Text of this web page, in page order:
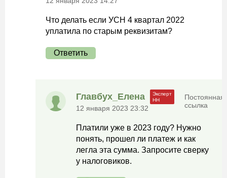
Что делать если УСН 4 квартал 2022
уплатила по старым реквизитам?
Ответить
Главбух_Елена
12 января 2023 23:32
Постоянная
ссылка
Платили уже в 2023 году? Нужно
понять, прошел ли платеж и как
легла эта сумма. Запросите сверку
у налоговиков.